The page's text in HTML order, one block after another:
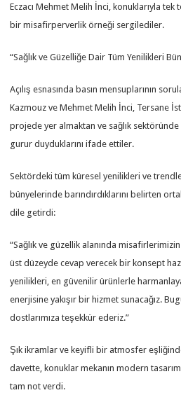
Eczacı Mehmet Melih İnci, konuklarıyla tek
bir misafirperverlik örneği sergilediler.
“Sağlık ve Güzelliğe Dair Tüm Yenilikleri
Açılış esnasında basın mensuplarının
Kazmouz ve Mehmet Melih İnci, Tersane
projede yer almaktan ve sağlık
gurur duyduklarını ifade ettiler.
Sektördeki tüm küresel yenilikleri ve
bünyelerinde barındırdıklarını belirten
dile getirdi:
“Sağlık ve güzellik alanında
üst düzeyde cevap verecek bir konsept
yenilikleri, en güvenilir ürünlerle
enerjisine yakışır bir hizmet sunacağız.
dostlarımıza teşekkür ederiz.”
Şık ikramlar ve keyifli bir atmosfer
davette, konuklar mekanın modern
tam not verdi.